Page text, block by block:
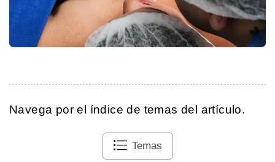
Navega por el índice de temas del artículo.
Temas